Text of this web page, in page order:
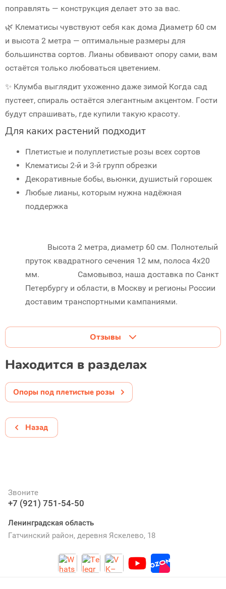
поправлять — конструкция делает это за вас.
🌿 Клематисы чувствуют себя как дома Диаметр 60 см
и высота 2 метра — оптимальные размеры для
большинства сортов. Лианы обвивают опору сами, вам
остаётся только любоваться цветением.
✨ Клумба выглядит ухоженно даже зимой Когда сад
пустеет, спираль остаётся элегантным акцентом. Гости
будут спрашивать, где купили такую красоту.
Для каких растений подходит
Плетистые и полуплетистые розы всех сортов
Клематисы 2-й и 3-й групп обрезки
Декоративные бобы, вьюнки, душистый горошек
Любые лианы, которым нужна надёжная
поддержка
Высота 2 метра, диаметр 60 см. Полнотелый
пруток квадратного сечения 12 мм, полоса 4х20
мм. Самовывоз, наша доставка по Санкт
Петербургу и области, в Москву и регионы России
доставим транспортными кампаниями.
Отзывы
Находится в разделах
Опоры под плетистые розы
Назад
Звоните
+7 (921) 751-54-50
Ленинградская область
Гатчинский район, деревня Яскелево, 18